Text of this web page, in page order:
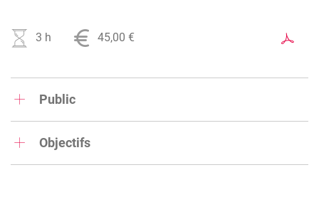
Image
3 h 45,00 €
Public
humaines, elle est également ouverte à toutes les
personnes concernées par la concertation sociale
(personnel de direction, représentants…) ainsi qu’aux
Objectifs